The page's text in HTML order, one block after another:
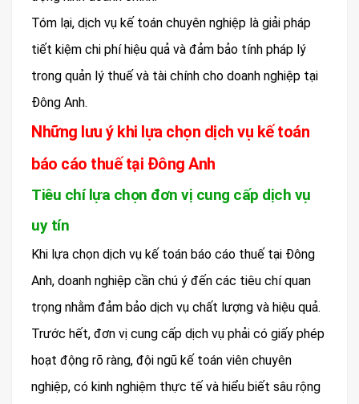
Tóm lại, dịch vụ kế toán chuyên nghiệp là giải pháp
tiết kiệm chi phí hiệu quả và đảm bảo tính pháp lý
trong quản lý thuế và tài chính cho doanh nghiệp tại
Đông Anh.
Những lưu ý khi lựa chọn dịch vụ kế toán
báo cáo thuế tại Đông Anh
Tiêu chí lựa chọn đơn vị cung cấp dịch vụ
uy tín
Khi lựa chọn dịch vụ kế toán báo cáo thuế tại Đông
Anh, doanh nghiệp cần chú ý đến các tiêu chí quan
trọng nhằm đảm bảo dịch vụ chất lượng và hiệu quả.
Trước hết, đơn vị cung cấp dịch vụ phải có giấy phép
hoạt động rõ ràng, đội ngũ kế toán viên chuyên
nghiệp, có kinh nghiệm thực tế và hiểu biết sâu rộng